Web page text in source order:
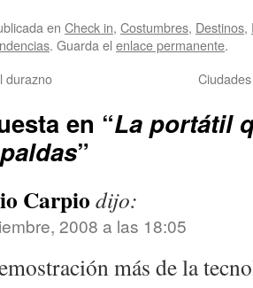
en Check in, Costumbres, Destinos,
. Guarda el enlace permanente.
durazno
en “La portátil
”
Carpio dijo:
2008 a las 18:05
más de la